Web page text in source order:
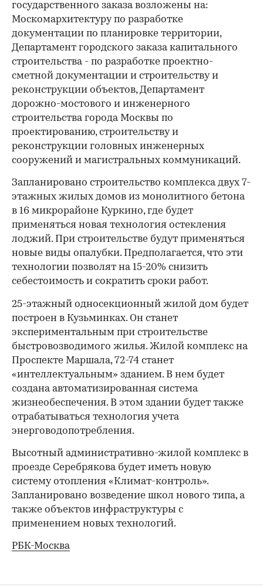
государственного заказа возложены на:
Москомархитектуру по разработке
документации по планировке территории,
Департамент городского заказа капитального
строительства - по разработке проектно-
сметной документации и строительству и
реконструкции объектов, Департамент
дорожно-мостового и инженерного
строительства города Москвы по
проектированию, строительству и
реконструкции головных инженерных
сооружений и магистральных коммуникаций.
Запланировано строительство комплекса двух 7-
этажных жилых домов из монолитного бетона
в 16 микрорайоне Куркино, где будет
применяться новая технология остекления
лоджий. При строительстве будут применяться
новые виды опалубки. Предполагается, что эти
технологии позволят на 15-20% снизить
себестоимость и сократить сроки работ.
00:00 / 00:00
25-этажный односекционный жилой дом будет
построен в Кузьминках. Он станет
экспериментальным при строительстве
быстровозводимого жилья. Жилой комплекс на
Проспекте Маршала, 72-74 станет
«интеллектуальным» зданием. В нем будет
создана автоматизированная система
жизнеобеспечения. В этом здании будет также
отрабатываться технология учета
энерговодопотребления.
Высотный административно-жилой комплекс в
проезде Серебрякова будет иметь новую
систему отопления «Климат-контроль».
Запланировано возведение школ нового типа, а
также объектов инфраструктуры с
применением новых технологий.
РБК-Москва